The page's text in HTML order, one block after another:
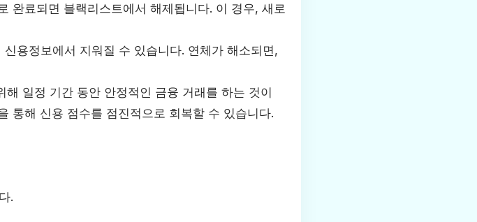
완료되면 블랙리스트에서 해제됩니다. 이 경우, 새로
용정보에서 지워질 수 있습니다. 연체가 해소되면,
해 일정 기간 동안 안정적인 금융 거래를 하는 것이
통해 신용 점수를 점진적으로 회복할 수 있습니다.
.